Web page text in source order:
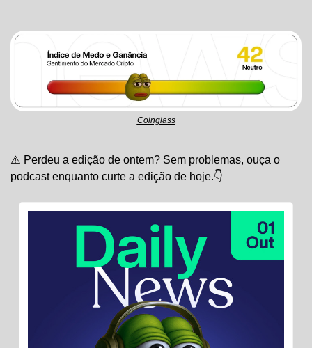
Coinglass
⚠️ Perdeu a edição de ontem? Sem problemas, ouça o
podcast enquanto curte a edição de hoje.👇